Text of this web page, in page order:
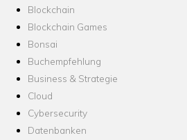
Blockchain
Blockchain Games
Bonsai
Buchempfehlung
Business & Strategie
Cloud
Cybersecurity
Datenbanken